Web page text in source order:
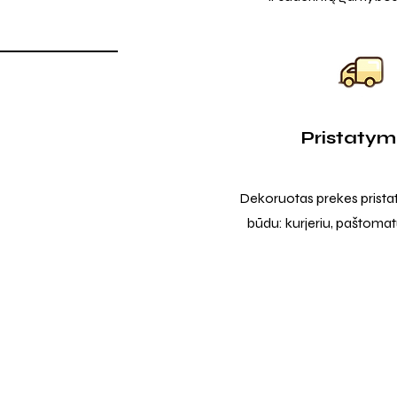
Dekoruotas prekes
būdu: kurjeriu,